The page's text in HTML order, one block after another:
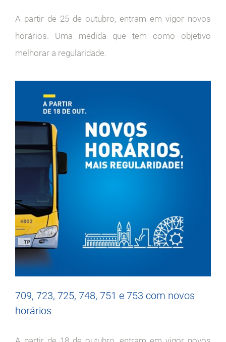
A partir de 25 de outubro, entram em vigor novos
horários. Uma medida que tem como objetivo
melhorar a regularidade.
709, 723, 725, 748, 751 e 753 com novos
horários